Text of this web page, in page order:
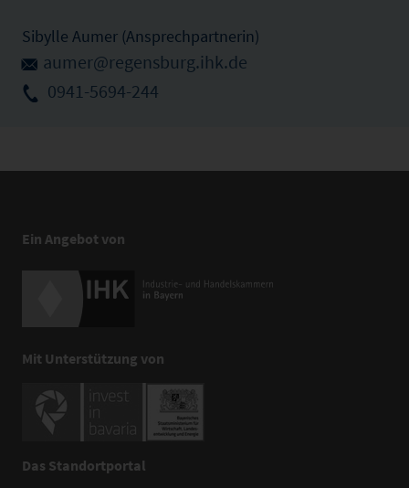
Sibylle Aumer (Ansprechpartnerin)
aumer@regensburg.ihk.de
0941-5694-244
Ein Angebot von
Mit Unterstützung von
Das Standortportal